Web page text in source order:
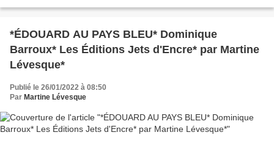
*ÉDOUARD AU PAYS BLEU* Dominique
Barroux* Les Éditions Jets d'Encre* par Martine
Lévesque*
Publié le 26/01/2022 à 08:50
Par Martine Lévesque